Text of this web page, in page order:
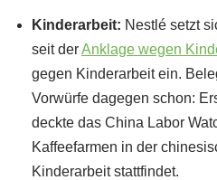
Kinderarbeit: Nestlé setzt
seit derAnklage wegen
gegen Kinderarbeit ein.
Vorwürfe dagegen schon:
deckte das China Labor
Kaffeefarmen in der
Kinderarbeit stattfindet.